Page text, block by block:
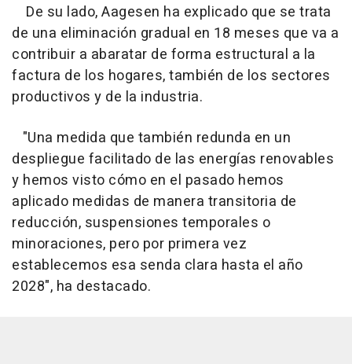
De su lado, Aagesen ha explicado que se trata
de una eliminación gradual en 18 meses que va a
contribuir a abaratar de forma estructural a la
factura de los hogares, también de los sectores
productivos y de la industria.
"Una medida que también redunda en un
despliegue facilitado de las energías renovables
y hemos visto cómo en el pasado hemos
aplicado medidas de manera transitoria de
reducción, suspensiones temporales o
minoraciones, pero por primera vez
establecemos esa senda clara hasta el año
2028", ha destacado.